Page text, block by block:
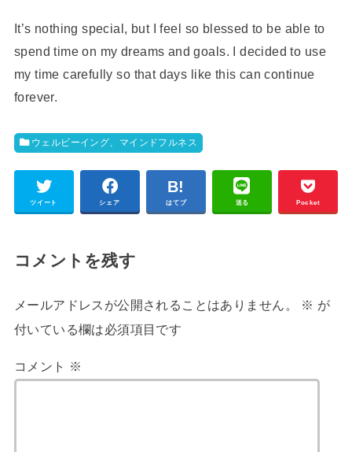
It’s nothing special, but I feel so blessed to be able to
spend time on my dreams and goals. I decided to use
my time carefully so that days like this can continue
forever.
ウェルビーイング、マインドフルネス
ツイート シェア はてブ 送る Pocket
コメントを残す
メールアドレスが公開されることはありません。 ※ が
付いている欄は必須項目です
コメント ※